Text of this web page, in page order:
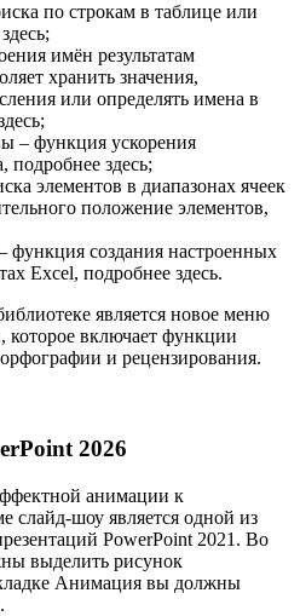
по строкам в таблице или
имён результатам
хранить значения,
или определять имена в
– функция ускорения
подробнее здесь;
элементов в диапазонах ячеек
положение элементов,
функция создания настроенных
Excel, подробнее здесь.
является новое меню
которое включает функции
и рецензирования.
2026
анимации к
слайд-шоу является одной из
PowerPoint 2021. Во
выделить рисунок
Анимация вы должны